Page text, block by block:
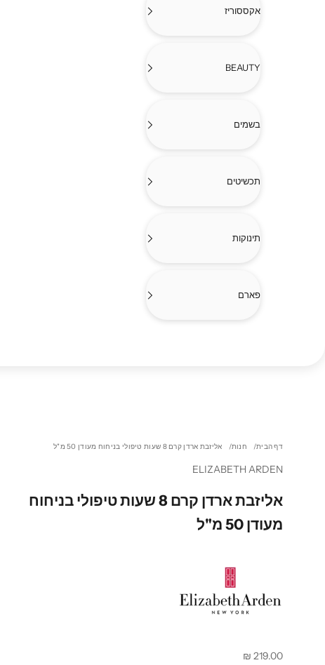
אקססוריז
BEAUTY
בשמים
תכשיטים
תינוקות
פארם
דף הבית חנות אליזבת ארדן קרם 8 שעות טיפולי בניחוח מעודן 50 מ"ל
ELIZABETH ARDEN
אליזבת ארדן קרם 8 שעות טיפולי בניחוח
מעודן 50 מ"ל
מחיר מבצע
219.00 ₪